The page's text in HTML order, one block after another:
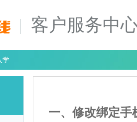
客户服务中
学
一、修改绑定手